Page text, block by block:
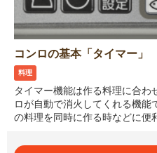
コンロの基本「タイマー」
料理
タイマー機能は作る料理に合わ
ロが自動で消火してくれる機能
の料理を同時に作る時などに便